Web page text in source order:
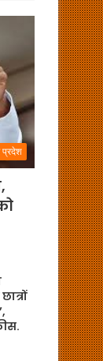
प्रदेश